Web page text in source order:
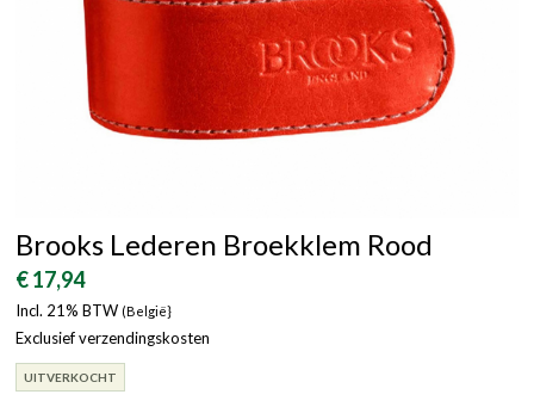
Brooks Lederen Broekklem Rood
€ 17,94
Incl. 21% BTW (België}
Exclusief verzendingskosten
UITVERKOCHT